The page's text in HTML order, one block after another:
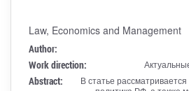
Law, Economics and Management
Author:
Work direction:
Abstract:
В статье